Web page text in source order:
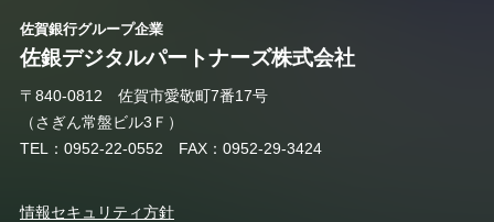
佐賀銀行グループ企業
佐銀デジタルパートナーズ株式会社
〒840-0812​ 佐賀市愛敬町7番17号
（さぎん常盤ビル3Ｆ）
TEL：0952-22-0552 FAX：0952-29-3424
情報セキュリティ方針